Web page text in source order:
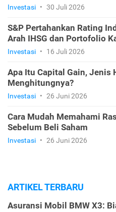
Investasi • 30 Juli 2026
S&P Pertahankan Rating
Arah IHSG dan Portofolio
Investasi • 16 Juli 2026
Apa Itu Capital Gain, Jenis
Menghitungnya?
Investasi • 26 Juni 2026
Cara Mudah Memahami
Sebelum Beli Saham
Investasi • 26 Juni 2026
ARTIKEL TERBARU
Asuransi Mobil BMW X3: